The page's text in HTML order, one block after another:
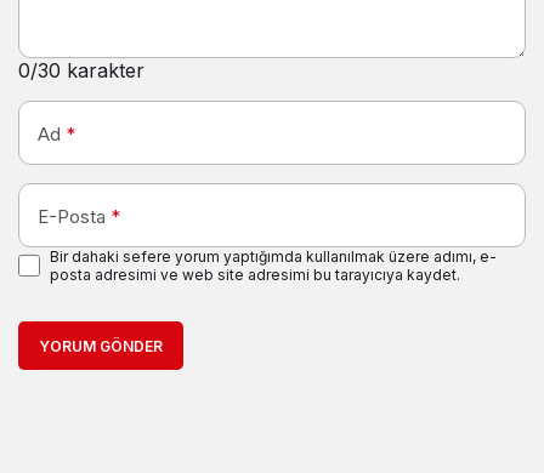
0/30 karakter
Ad *
E-Posta *
Bir dahaki sefere yorum yaptığımda kullanılmak üzere adımı, e-
posta adresimi ve web site adresimi bu tarayıcıya kaydet.
YORUM GÖNDER